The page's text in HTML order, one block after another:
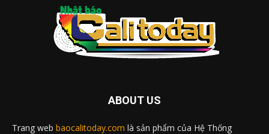
ABOUT US
Trang web baocalitoday.com là sản phẩm của Hệ Thống